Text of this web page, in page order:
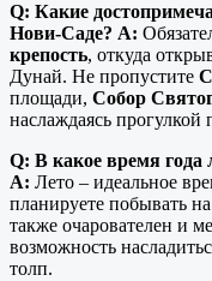
Q: Какие
Нови-Саде? A:
крепость, откуда
Дунай. Не пропустите
площади, Собор
наслаждаясь прогулкой
Q: В какое время года
A: Лето – идеальное
планируете побывать на
также очарователен и
возможность
толп.